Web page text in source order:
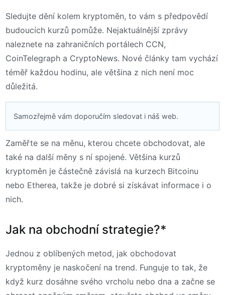
Sledujte dění kolem kryptoměn, to vám s předpovědí
budoucích kurzů pomůže. Nejaktuálnější zprávy
naleznete na zahraničních portálech CCN,
CoinTelegraph a CryptoNews. Nové články tam vychází
téměř každou hodinu, ale většina z nich není moc
důležitá.
Samozřejmě vám doporučím sledovat i náš web.
Zaměřte se na měnu, kterou chcete obchodovat, ale
také na další měny s ní spojené. Většina kurzů
kryptoměn je částečně závislá na kurzech Bitcoinu
nebo Etherea, takže je dobré si získávat informace i o
nich.
Jak na obchodní strategie?*
Jednou z oblíbených metod, jak obchodovat
kryptoměny je naskočení na trend. Funguje to tak, že
když kurz dosáhne svého vrcholu nebo dna a začne se